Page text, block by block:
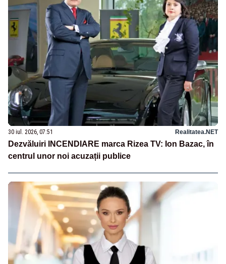
30 iul. 2026, 07:51 Realitatea.NET
Dezvăluiri INCENDIARE marca Rizea TV: Ion Bazac, în
centrul unor noi acuzații publice